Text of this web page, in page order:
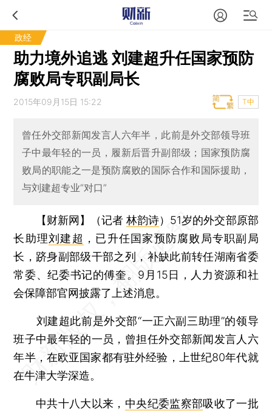
政经
助力境外追逃 刘建超升任国家预防
腐败局专职副局长
2015年09月15日 15:22 T中
曾任外交部新闻发言人六年半，此前是外交部领导班
子中最年轻的一员，履新后晋升副部级；国家预防腐
败局的职能之一是预防腐败的国际合作和国际援助，
与刘建超专业“对口”
【财新网】（记者林韵诗） 51岁的外交部原部
长助理刘建超 ，已升任国家预防腐败局专职副局
长，跻身副部级干部之列，补缺此前转任湖南省委
常委、纪委书记的傅奎。9月15日，人力资源和社
会保障部官网披露了上述消息。
刘建超此前是外交部“一正六副三助理”的领导
班子中最年轻的一员，曾担任外交部新闻发言人六
年半，在欧亚国家都有驻外经验，上世纪80年代就
在牛津大学深造。
中共十八大以来， 中央纪委监察部吸收了一批